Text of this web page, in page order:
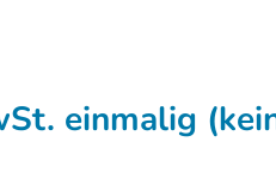
einmalig